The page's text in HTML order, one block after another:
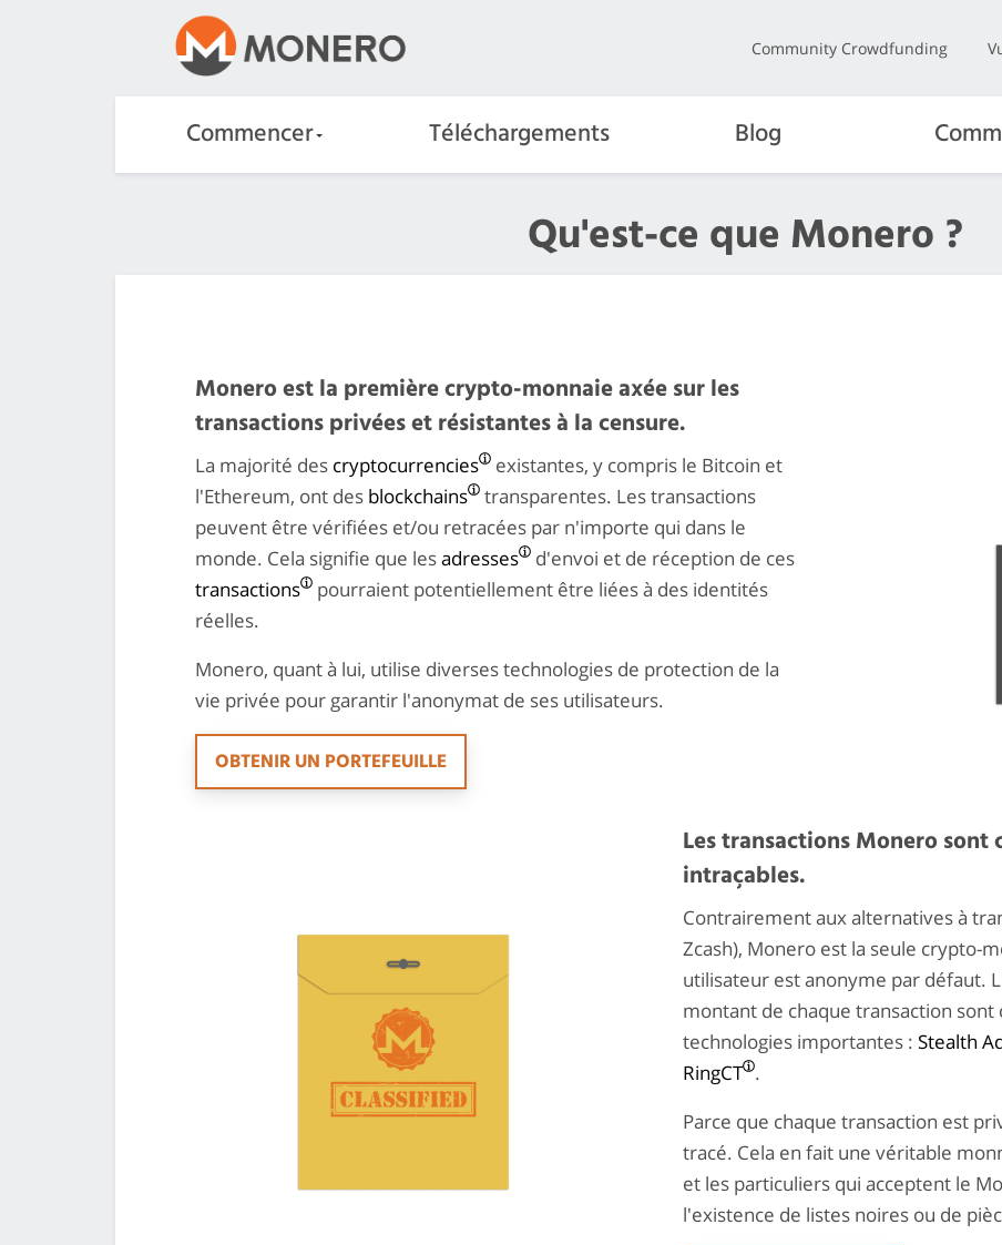
Community Crowdfunding
Commencer Téléchargements Blog
Qu'est-ce que Monero ?
Monero est la première crypto-monnaie axée sur les
transactions privées et résistantes à la censure.
La majorité des cryptocurrencies
existantes, y compris le Bitcoin et
l'Ethereum, ont des blockchains
transparentes. Les transactions
peuvent être vérifiées et/ou retracées par n'importe qui dans le
monde. Cela signifie que lesadresses
d'envoi et de réception de ces
transactions
pourraient potentiellement être liées à des identités
réelles.
Monero, quant à lui, utilise diverses technologies de protection de la
vie privée pour garantir l'anonymat de ses utilisateurs.
OBTENIR UN PORTEFEUILLE
Les transactions Monero
intraçables.
Contrairement aux alternatives à
Zcash), Monero est la seule crypto-
utilisateur est anonyme par défaut.
montant de chaque transaction
technologies importantes : Stealth
RingCT .
Parce que chaque transaction est
tracé. Cela en fait une véritable
et les particuliers qui acceptent le
l'existence de listes noires ou de